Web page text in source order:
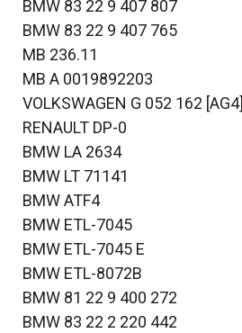
BMW 83 22 9 407 807
BMW 83 22 9 407 765
MB 236.11
MB A 0019892203
VOLKSWAGEN G 052 162 [AG4]
RENAULT DP-0
BMW LA 2634
BMW LT 71141
BMW ATF4
BMW ETL-7045
BMW ETL-7045 E
BMW ETL-8072B
BMW 81 22 9 400 272
BMW 83 22 2 220 442